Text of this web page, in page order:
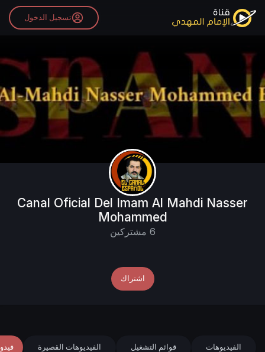
تسجيل الدخول
Canal Oficial Del Imam Al Mahdi Nasser
Mohammed
6 مشتركين
اشتراك
الفيديوهات قوائم التشغيل الفيديوهات القصيرة